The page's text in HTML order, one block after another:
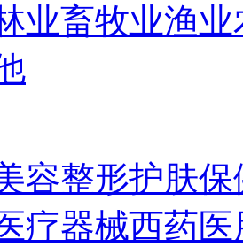
业畜牧业渔业
容整形护肤保
疗器械西药